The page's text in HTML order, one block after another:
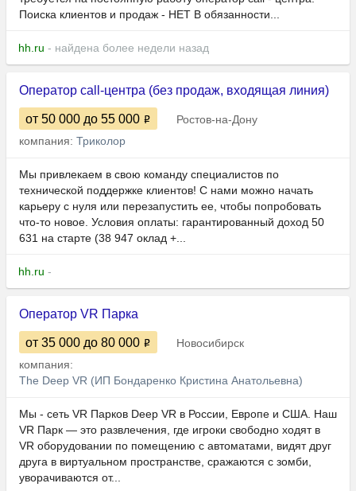
Поиска клиентов и продаж - НЕТ В обязанности...
hh.ru - найдена более недели назад
Оператор call-центра (без продаж, входящая линия)
от 50 000 до 55 000
Ростов-на-Дону
компания: Триколор
Мы привлекаем в свою команду специалистов по
технической поддержке клиентов! С нами можно начать
карьеру с нуля или перезапустить ее, чтобы попробовать
что-то новое. Условия оплаты: гарантированный доход 50
631 на старте (38 947 оклад +...
hh.ru -
Оператор VR Парка
от 35 000 до 80 000
Новосибирск
компания:
The Deep VR (ИП Бондаренко Кристина Анатольевна)
Мы - сеть VR Парков Deep VR в России, Европе и США. Наш
VR Парк — это развлечения, где игроки свободно ходят в
VR оборудовании по помещению с автоматами, видят друг
друга в виртуальном пространстве, сражаются с зомби,
уворачиваются от...